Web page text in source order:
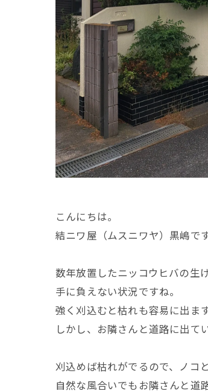
こんにちは。
結ニワ屋（ムスニワヤ）黒嶋です
数年放置したニッコウヒバの生け
手に負えない状況ですね。
強く刈込むと枯れも容易に出ます
しかし、お隣さんと道路に出て
刈込めば枯れがでるので、ノコ
自然な風合いでもお隣さんと道